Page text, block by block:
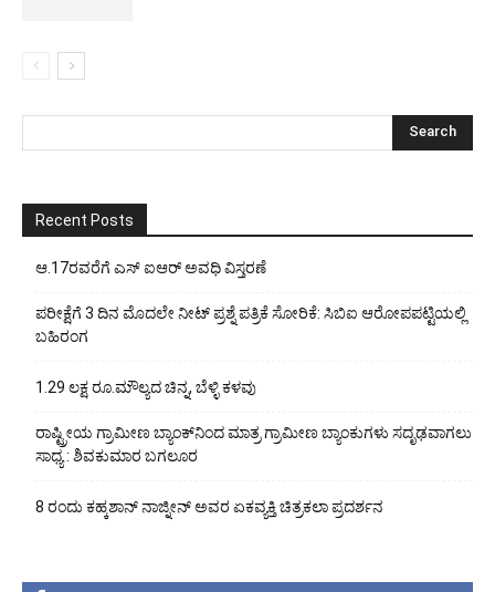
Recent Posts
ಆ.17ರವರೆಗೆ ಎಸ್ ಐಆರ್ ಅವಧಿ ವಿಸ್ತರಣೆ
ಪರೀಕ್ಷೆಗೆ 3 ದಿನ ಮೊದಲೇ ನೀಟ್ ಪ್ರಶ್ನೆ ಪತ್ರಿಕೆ ಸೋರಿಕೆ: ಸಿಬಿಐ ಆರೋಪಪಟ್ಟಿಯಲ್ಲಿ
ಬಹಿರಂಗ
1.29 ಲಕ್ಷ ರೂ.ಮೌಲ್ಯದ ಚಿನ್ನ, ಬೆಳ್ಳಿ ಕಳವು
ರಾಷ್ಟ್ರೀಯ ಗ್ರಾಮೀಣ ಬ್ಯಾಂಕ್‍ನಿಂದ ಮಾತ್ರ ಗ್ರಾಮೀಣ ಬ್ಯಾಂಕುಗಳು ಸದೃಢವಾಗಲು
ಸಾಧ್ಯ : ಶಿವಕುಮಾರ ಬಗಲೂರ
8 ರಂದು ಕಹ್ಕಶಾನ್ ನಾಜ್ನೀನ್ ಅವರ ಏಕವ್ಯಕ್ತಿ ಚಿತ್ರಕಲಾ ಪ್ರದರ್ಶನ